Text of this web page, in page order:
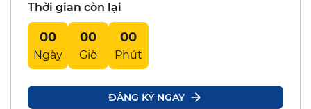
Thời gian còn lại
00
Ngày
00
Giờ
00
Phút
ĐĂNG KÝ NGAY